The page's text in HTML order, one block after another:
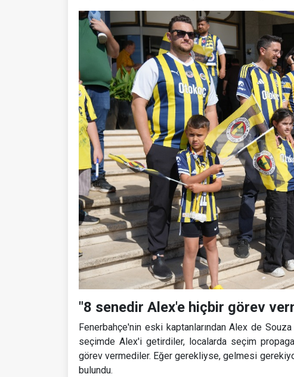
"8 senedir Alex'e hiçbir görev
Fenerbahçe'nin eski kaptanlarından Alex de
seçimde Alex'i getirdiler, localarda seçim
görev vermediler. Eğer gerekliyse, gelmesi
bulundu.